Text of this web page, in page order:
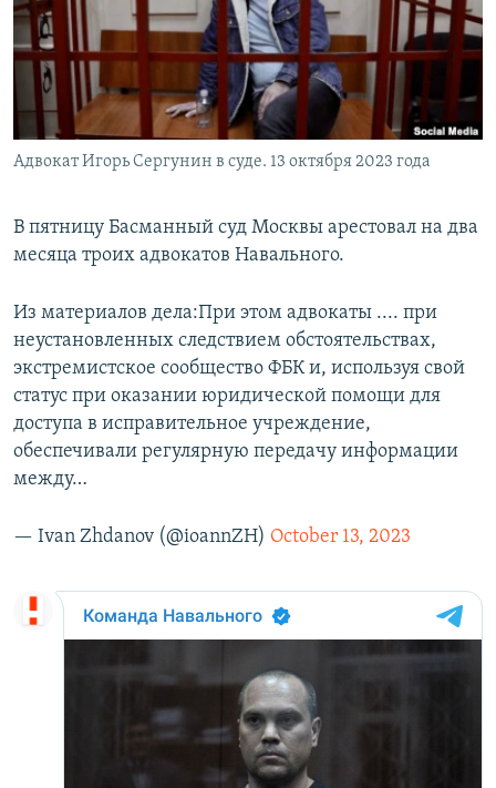
СОЦИАЛЬНЫЕ СЕТИ
Адвокат Игорь Сергунин в суде. 13 октября 2023 года
В пятницу Басманный суд Москвы арестовал на два
месяца троих адвокатов Навального.
Из материалов дела:При этом адвокаты .... при
неустановленных следствием обстоятельствах,
экстремистское сообщество ФБК и, используя свой
статус при оказании юридической помощи для
доступа в исправительное учреждение,
обеспечивали регулярную передачу информации
между…
— Ivan Zhdanov (@ioannZH) October 13, 2023